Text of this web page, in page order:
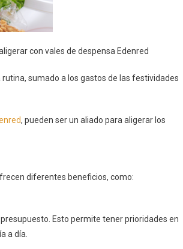
con vales de despensa Edenred
sumado a los gastos de las festividades
, pueden ser un aliado para aligerar los
diferentes beneficios, como:
Esto permite tener prioridades en
a día.